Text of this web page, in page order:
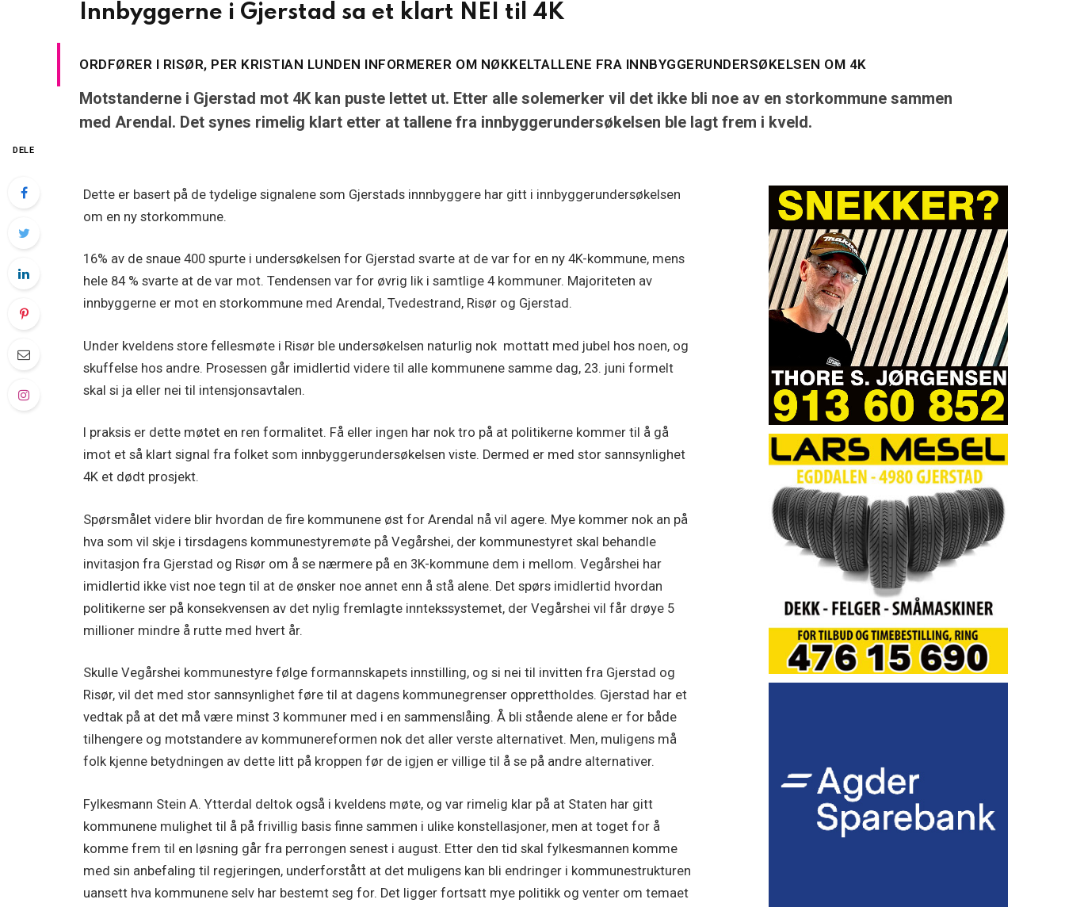
Innbyggerne i Gjerstad sa et klart NEI til 4K
ORDFØRER I RISØR, PER KRISTIAN LUNDEN INFORMERER OM NØKKELTALLENE FRA INNBYGGERUNDERSØKELSEN OM 4K
Motstanderne i Gjerstad mot 4K kan puste lettet ut. Etter alle solemerker vil det ikke bli noe av en storkommune sammen
med Arendal. Det synes rimelig klart etter at tallene fra innbyggerundersøkelsen ble lagt frem i kveld.
DELE
Dette er basert på de tydelige signalene som Gjerstads innnbyggere har gitt i innbyggerundersøkelsen
om en ny storkommune.
16% av de snaue 400 spurte i undersøkelsen for Gjerstad svarte at de var for en ny 4K-kommune, mens
hele 84 % svarte at de var mot. Tendensen var for øvrig lik i samtlige 4 kommuner. Majoriteten av
innbyggerne er mot en storkommune med Arendal, Tvedestrand, Risør og Gjerstad.
Under kveldens store fellesmøte i Risør ble undersøkelsen naturlig nok mottatt med jubel hos noen, og
skuffelse hos andre. Prosessen går imidlertid videre til alle kommunene samme dag, 23. juni formelt
skal si ja eller nei til intensjonsavtalen.
I praksis er dette møtet en ren formalitet. Få eller ingen har nok tro på at politikerne kommer til å gå
imot et så klart signal fra folket som innbyggerundersøkelsen viste. Dermed er med stor sannsynlighet
4K et dødt prosjekt.
Spørsmålet videre blir hvordan de fire kommunene øst for Arendal nå vil agere. Mye kommer nok an på
hva som vil skje i tirsdagens kommunestyremøte på Vegårshei, der kommunestyret skal behandle
invitasjon fra Gjerstad og Risør om å se nærmere på en 3K-kommune dem i mellom. Vegårshei har
imidlertid ikke vist noe tegn til at de ønsker noe annet enn å stå alene. Det spørs imidlertid hvordan
politikerne ser på konsekvensen av det nylig fremlagte inntekssystemet, der Vegårshei vil får drøye 5
millioner mindre å rutte med hvert år.
Skulle Vegårshei kommunestyre følge formannskapets innstilling, og si nei til invitten fra Gjerstad og
Risør, vil det med stor sannsynlighet føre til at dagens kommunegrenser opprettholdes. Gjerstad har et
vedtak på at det må være minst 3 kommuner med i en sammenslåing. Å bli stående alene er for både
tilhengere og motstandere av kommunereformen nok det aller verste alternativet. Men, muligens må
folk kjenne betydningen av dette litt på kroppen før de igjen er villige til å se på andre alternativer.
Fylkesmann Stein A. Ytterdal deltok også i kveldens møte, og var rimelig klar på at Staten har gitt
kommunene mulighet til å på frivillig basis finne sammen i ulike konstellasjoner, men at toget for å
komme frem til en løsning går fra perrongen senest i august. Etter den tid skal fylkesmannen komme
med sin anbefaling til regjeringen, underforstått at det muligens kan bli endringer i kommunestrukturen
uansett hva kommunene selv har bestemt seg for. Det ligger fortsatt mye politikk og venter om temaet